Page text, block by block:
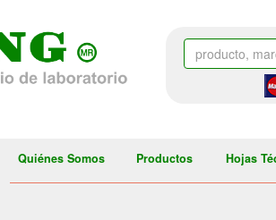
Quiénes Somos Productos Hojas